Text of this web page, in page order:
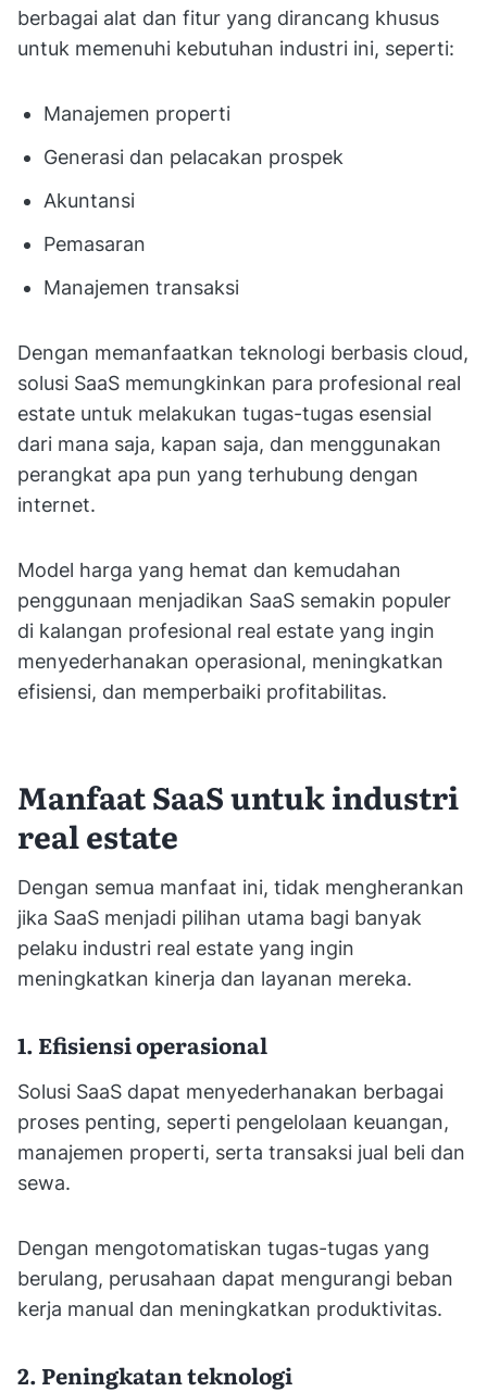
berbagai alat dan fitur yang dirancang khusus
untuk memenuhi kebutuhan industri ini, seperti:
Manajemen properti
Generasi dan pelacakan prospek
Akuntansi
Pemasaran
Manajemen transaksi
Dengan memanfaatkan teknologi berbasis cloud,
solusi SaaS memungkinkan para profesional real
estate untuk melakukan tugas-tugas esensial
dari mana saja, kapan saja, dan menggunakan
perangkat apa pun yang terhubung dengan
internet.
Model harga yang hemat dan kemudahan
penggunaan menjadikan SaaS semakin populer
di kalangan profesional real estate yang ingin
menyederhanakan operasional, meningkatkan
efisiensi, dan memperbaiki profitabilitas.
Manfaat SaaS untuk industri
real estate
Dengan semua manfaat ini, tidak mengherankan
jika SaaS menjadi pilihan utama bagi banyak
pelaku industri real estate yang ingin
meningkatkan kinerja dan layanan mereka.
1. Efisiensi operasional
Solusi SaaS dapat menyederhanakan berbagai
proses penting, seperti pengelolaan keuangan,
manajemen properti, serta transaksi jual beli dan
sewa.
Dengan mengotomatiskan tugas-tugas yang
berulang, perusahaan dapat mengurangi beban
kerja manual dan meningkatkan produktivitas.
2. Peningkatan teknologi